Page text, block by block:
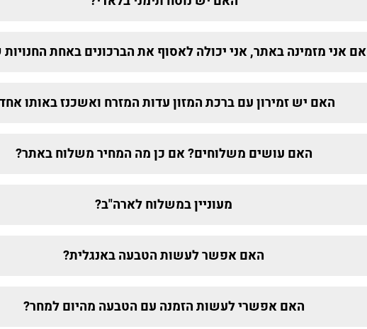
אם אני מזמינה באתר, אני יכולה לאסוף את הברכונים באחת
האם יש זמירון עם ברכת המזון עדות המזרח ואשכנז באותו
האם עושים משלוחים? אם כן מה המחיר משלוח באתר?
מעוניין במשלוח לארה"ב?
האם אפשר לעשות הטבעה באנגלית?
האם אפשרי לעשות הזמנה עם הטבעה מהיום למחר?